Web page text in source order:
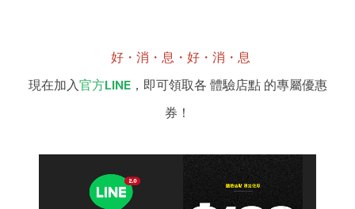
好・消・息・好・消・息
現在加入官方LINE，即可領取各 體驗店點的專屬優惠
券！